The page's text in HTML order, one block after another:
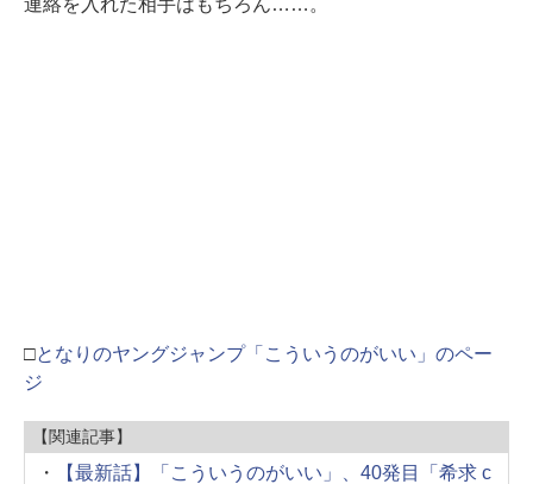
連絡を入れた相手はもちろん……。
□となりのヤングジャンプ「こういうのがいい」のペー
ジ
【関連記事】
・
【最新話】「こういうのがいい」、40発目「希求 c